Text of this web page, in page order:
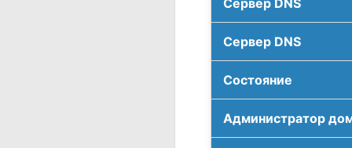
Сервер DNS
Сервер DNS
Соcтояние
Администратор